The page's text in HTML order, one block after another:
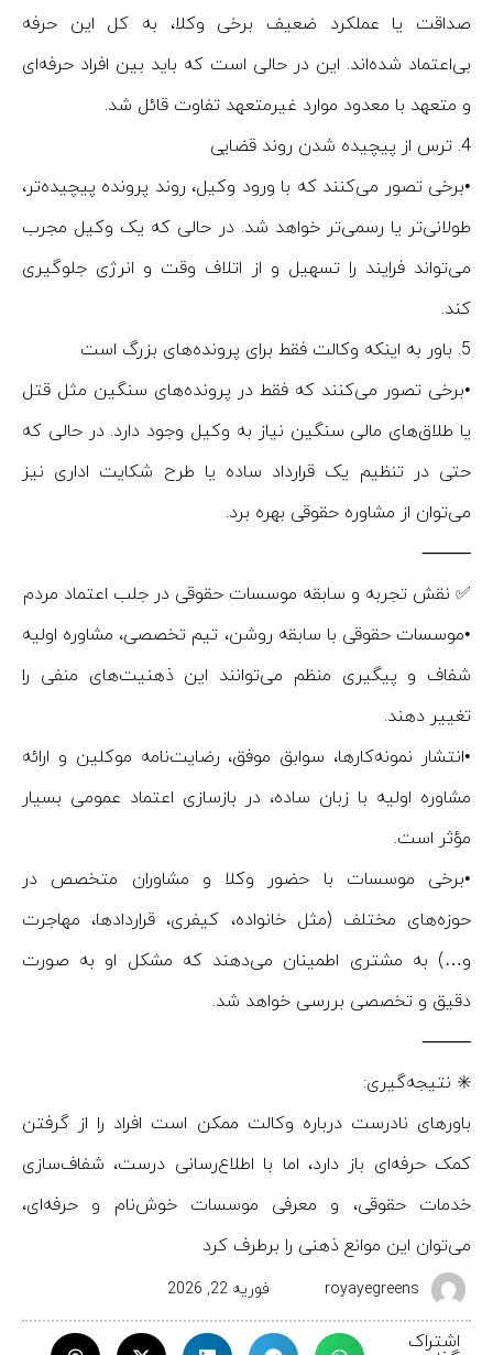
صداقت یا عملکرد ضعیف برخی وکلا، به کل این حرفه
بی‌اعتماد شده‌اند. این در حالی است که باید بین افراد حرفه‌ای
و متعهد با معدود موارد غیرمتعهد تفاوت قائل شد.
4.⁠ ⁠ترس از پیچیده شدن روند قضایی
•برخی تصور می‌کنند که با ورود وکیل، روند پرونده پیچیده‌تر،
طولانی‌تر یا رسمی‌تر خواهد شد. در حالی که یک وکیل مجرب
می‌تواند فرایند را تسهیل و از اتلاف وقت و انرژی جلوگیری
کند.
5.⁠ ⁠باور به اینکه وکالت فقط برای پرونده‌های بزرگ است
•برخی تصور می‌کنند که فقط در پرونده‌های سنگین مثل قتل
یا طلاق‌های مالی سنگین نیاز به وکیل وجود دارد. در حالی که
حتی در تنظیم یک قرارداد ساده یا طرح شکایت اداری نیز
می‌توان از مشاوره حقوقی بهره برد.
⸻
✅ نقش تجربه و سابقه موسسات حقوقی در جلب اعتماد مردم
•موسسات حقوقی با سابقه روشن، تیم تخصصی، مشاوره اولیه
شفاف و پیگیری منظم می‌توانند این ذهنیت‌های منفی را
تغییر دهند.
•انتشار نمونه‌کارها، سوابق موفق، رضایت‌نامه موکلین و ارائه
مشاوره اولیه با زبان ساده، در بازسازی اعتماد عمومی بسیار
مؤثر است.
•برخی موسسات با حضور وکلا و مشاوران متخصص در
حوزه‌های مختلف (مثل خانواده، کیفری، قراردادها، مهاجرت
و…) به مشتری اطمینان می‌دهند که مشکل او به صورت
دقیق و تخصصی بررسی خواهد شد.
⸻
✳️ نتیجه‌گیری:
باورهای نادرست درباره وکالت ممکن است افراد را از گرفتن
کمک حرفه‌ای باز دارد، اما با اطلاع‌رسانی درست، شفاف‌سازی
خدمات حقوقی، و معرفی موسسات خوش‌نام و حرفه‌ای،
می‌توان این موانع ذهنی را برطرف کرد
royayegreens فوریه 22, 2026
اشتراک